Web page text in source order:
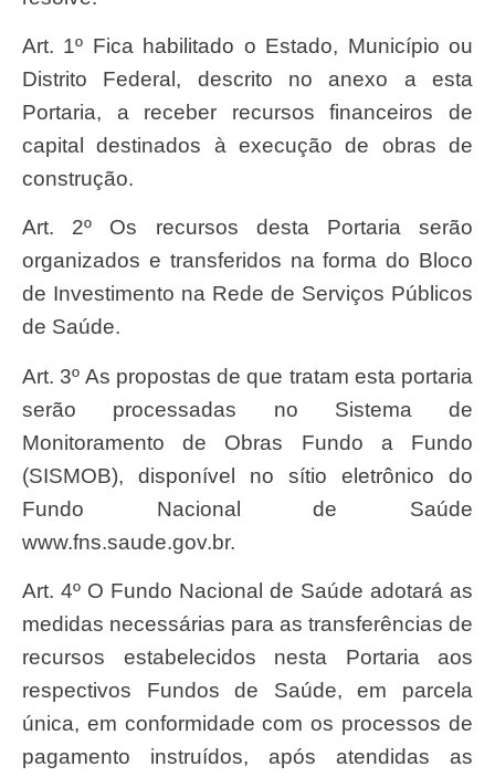
Art. 1º Fica habilitado o Estado, Município ou
Distrito Federal, descrito no anexo a esta
Portaria, a receber recursos financeiros de
capital destinados à execução de obras de
construção.
Art. 2º Os recursos desta Portaria serão
organizados e transferidos na forma do Bloco
de Investimento na Rede de Serviços Públicos
de Saúde.
Art. 3º As propostas de que tratam esta portaria
serão processadas no Sistema de
Monitoramento de Obras Fundo a Fundo
(SISMOB), disponível no sítio eletrônico do
Fundo Nacional de Saúde
www.fns.saude.gov.br.
Art. 4º O Fundo Nacional de Saúde adotará as
medidas necessárias para as transferências de
recursos estabelecidos nesta Portaria aos
respectivos Fundos de Saúde, em parcela
única, em conformidade com os processos de
pagamento instruídos, após atendidas as